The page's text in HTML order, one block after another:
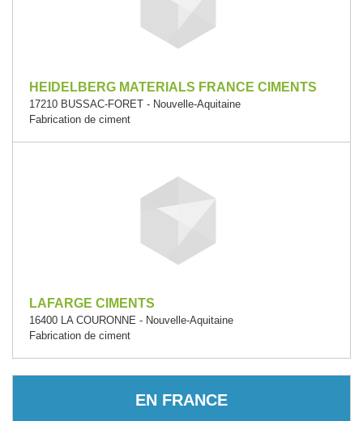
HEIDELBERG MATERIALS FRANCE CIMENTS
17210 BUSSAC-FORET - Nouvelle-Aquitaine
Fabrication de ciment
LAFARGE CIMENTS
16400 LA COURONNE - Nouvelle-Aquitaine
Fabrication de ciment
EN FRANCE